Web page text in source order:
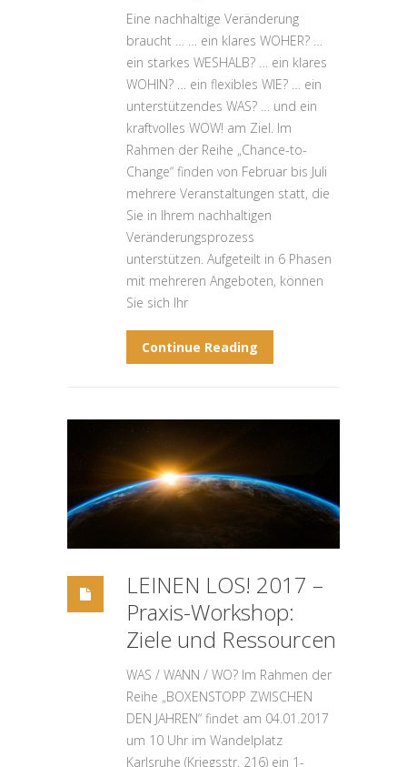
Eine nachhaltige Veränderung
braucht … … ein klares WOHER? …
ein starkes WESHALB? … ein klares
WOHIN? … ein flexibles WIE? … ein
unterstützendes WAS? … und ein
kraftvolles WOW! am Ziel. Im
Rahmen der Reihe „Chance-to-
Change“ finden von Februar bis Juli
mehrere Veranstaltungen statt, die
Sie in Ihrem nachhaltigen
Veränderungsprozess
unterstützen. Aufgeteilt in 6 Phasen
mit mehreren Angeboten, können
Sie sich Ihr
Continue Reading
LEINEN LOS! 2017 –
Praxis-Workshop:
Ziele und Ressourcen
WAS / WANN / WO? Im Rahmen der
Reihe „BOXENSTOPP ZWISCHEN
DEN JAHREN“ findet am 04.01.2017
um 10 Uhr im Wandelplatz
Karlsruhe (Kriegsstr. 216) ein 1-